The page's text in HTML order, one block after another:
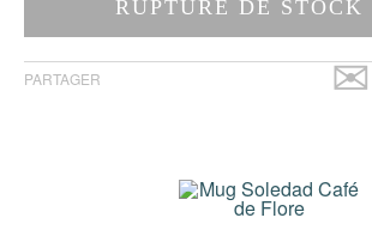
RUPTURE DE STOCK
PARTAGER ✉